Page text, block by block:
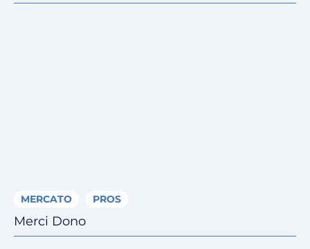
MERCATO PROS
Merci Dono